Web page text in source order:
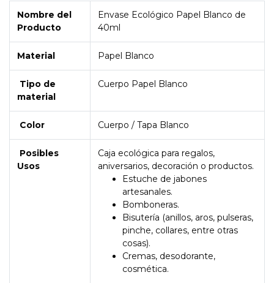
Nombre del
Producto
Envase Ecológico Papel Blanco de
40ml
Material Papel Blanco
Tipo de
material
Cuerpo Papel Blanco
Color Cuerpo / Tapa Blanco
Posibles
Usos
Caja ecológica para regalos,
aniversarios, decoración o productos.
Estuche de jabones
artesanales.
Bomboneras.
Bisutería (anillos, aros, pulseras,
pinche, collares, entre otras
cosas).
Cremas, desodorante,
cosmética.